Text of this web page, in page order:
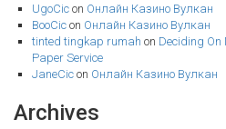
UgoCic on Онлайн Казино Вулкан
BooCic on Онлайн Казино Вулкан
tinted tingkap rumah on Deciding On
Paper Service
JaneCic on Онлайн Казино Вулкан
Archives